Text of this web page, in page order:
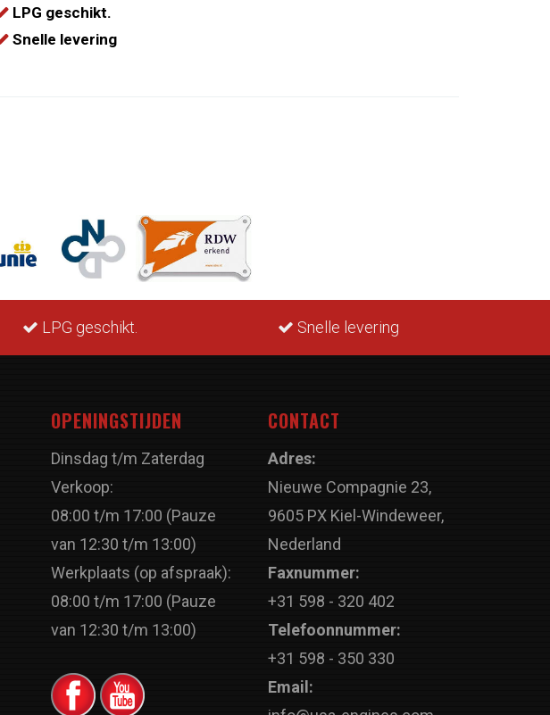
LPG geschikt.
Snelle levering
LPG geschikt. Snelle levering
OPENINGSTIJDEN
Dinsdag t/m Zaterdag
Verkoop:
08:00 t/m 17:00 (Pauze
van 12:30 t/m 13:00)
Werkplaats (op afspraak):
08:00 t/m 17:00 (Pauze
van 12:30 t/m 13:00)
CONTACT
Adres:
Nieuwe Compagnie 23,
9605 PX Kiel-Windeweer,
Nederland
Faxnummer:
+31 598 - 320 402
Telefoonnummer:
+31 598 - 350 330
Email: